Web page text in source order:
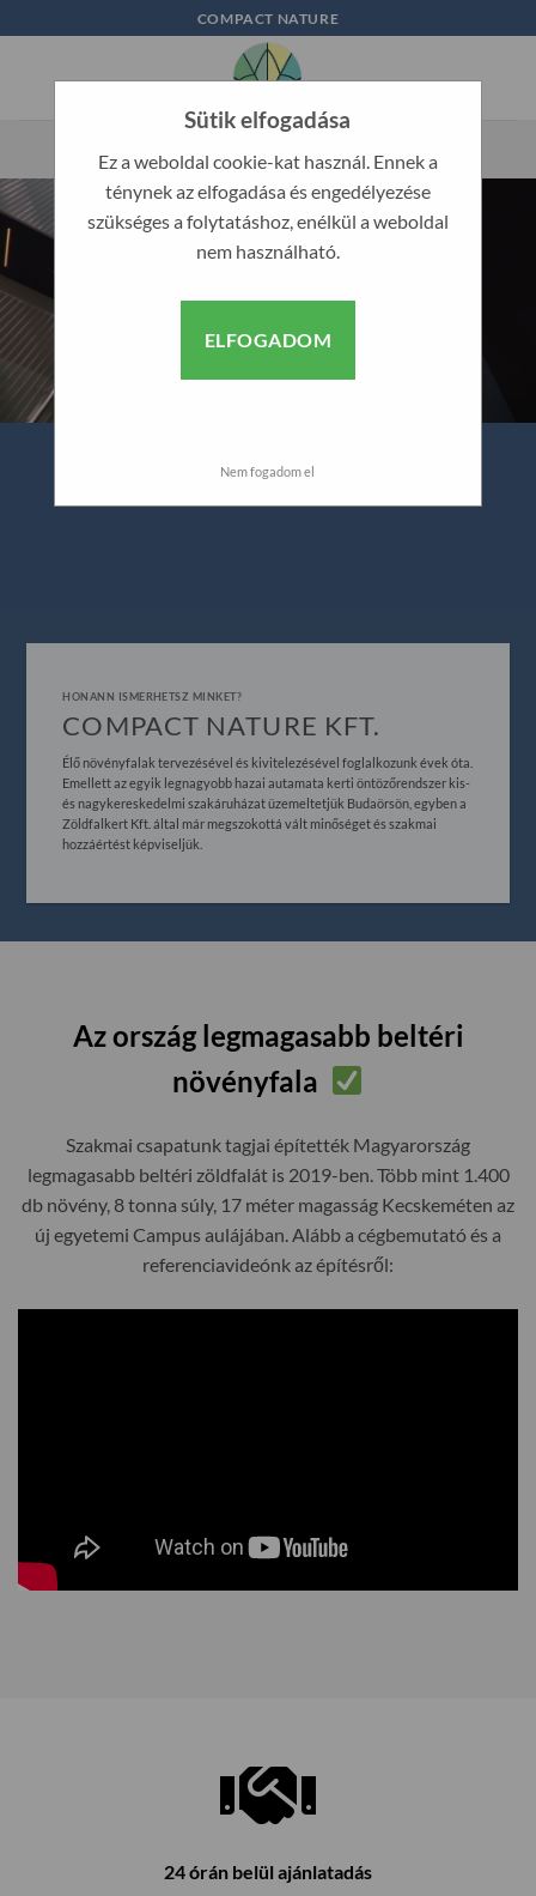
to
COMPACT NATURE
HONANN ISMERHETSZ MINKET?
COMPACT NATURE KFT.
Élő növényfalak tervezésével és kivitelezésével foglalkozunk évek óta.
Emellett az egyik legnagyobb hazai autamata kerti öntözőrendszer kis-
és nagykereskedelmi szakáruházat üzemeltetjük Budaörsön, egyben a
Zöldfalkert Kft. által már megszokottá vált minőséget és szakmai
hozzáértést képviseljük.
Az ország legmagasabb beltéri
növényfala
Szakmai csapatunk tagjai építették Magyarország
legmagasabb beltéri zöldfalát is 2019-ben. Több mint 1.400
db növény, 8 tonna súly, 17 méter magasság Kecskeméten az
új egyetemi Campus aulájában. Alább a cégbemutató és a
referenciavideónk az építésről:
24 órán belül ajánlatadás
Sütik elfogadása
Ez a weboldal cookie-kat használ. Ennek a
ténynek az elfogadása és engedélyezése
szükséges a folytatáshoz, enélkül a weboldal
nem használható.
ELFOGADOM
Nem fogadom el